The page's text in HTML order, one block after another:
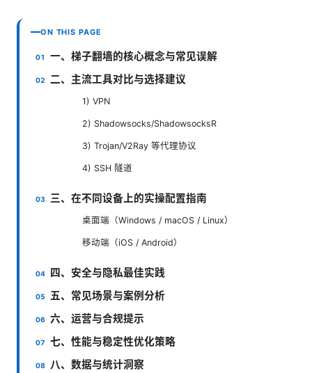
ON THIS PAGE
一、梯子翻墙的核心概念与常见误解
二、主流工具对比与选择建议
1) VPN
2) Shadowsocks/ShadowsocksR
3) Trojan/V2Ray 等代理协议
4) SSH 隧道
三、在不同设备上的实操配置指南
桌面端（Windows / macOS / Linux）
移动端（iOS / Android）
四、安全与隐私最佳实践
五、常见场景与案例分析
六、运营与合规提示
七、性能与稳定性优化策略
八、数据与统计洞察